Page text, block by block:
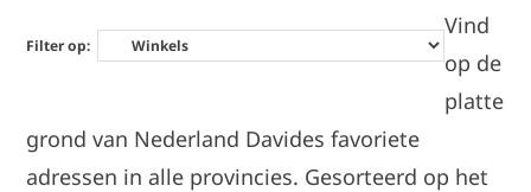
Filter op:
Vind
op de
platte
grond van Nederland Davides favoriete
adressen in alle provincies. Gesorteerd op het